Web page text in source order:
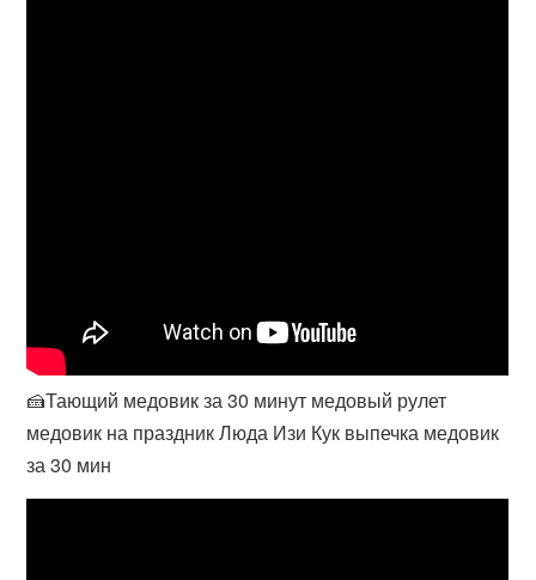
🍰Тающий медовик за 30 минут медовый рулет
медовик на праздник Люда Изи Кук выпечка медовик
за 30 мин